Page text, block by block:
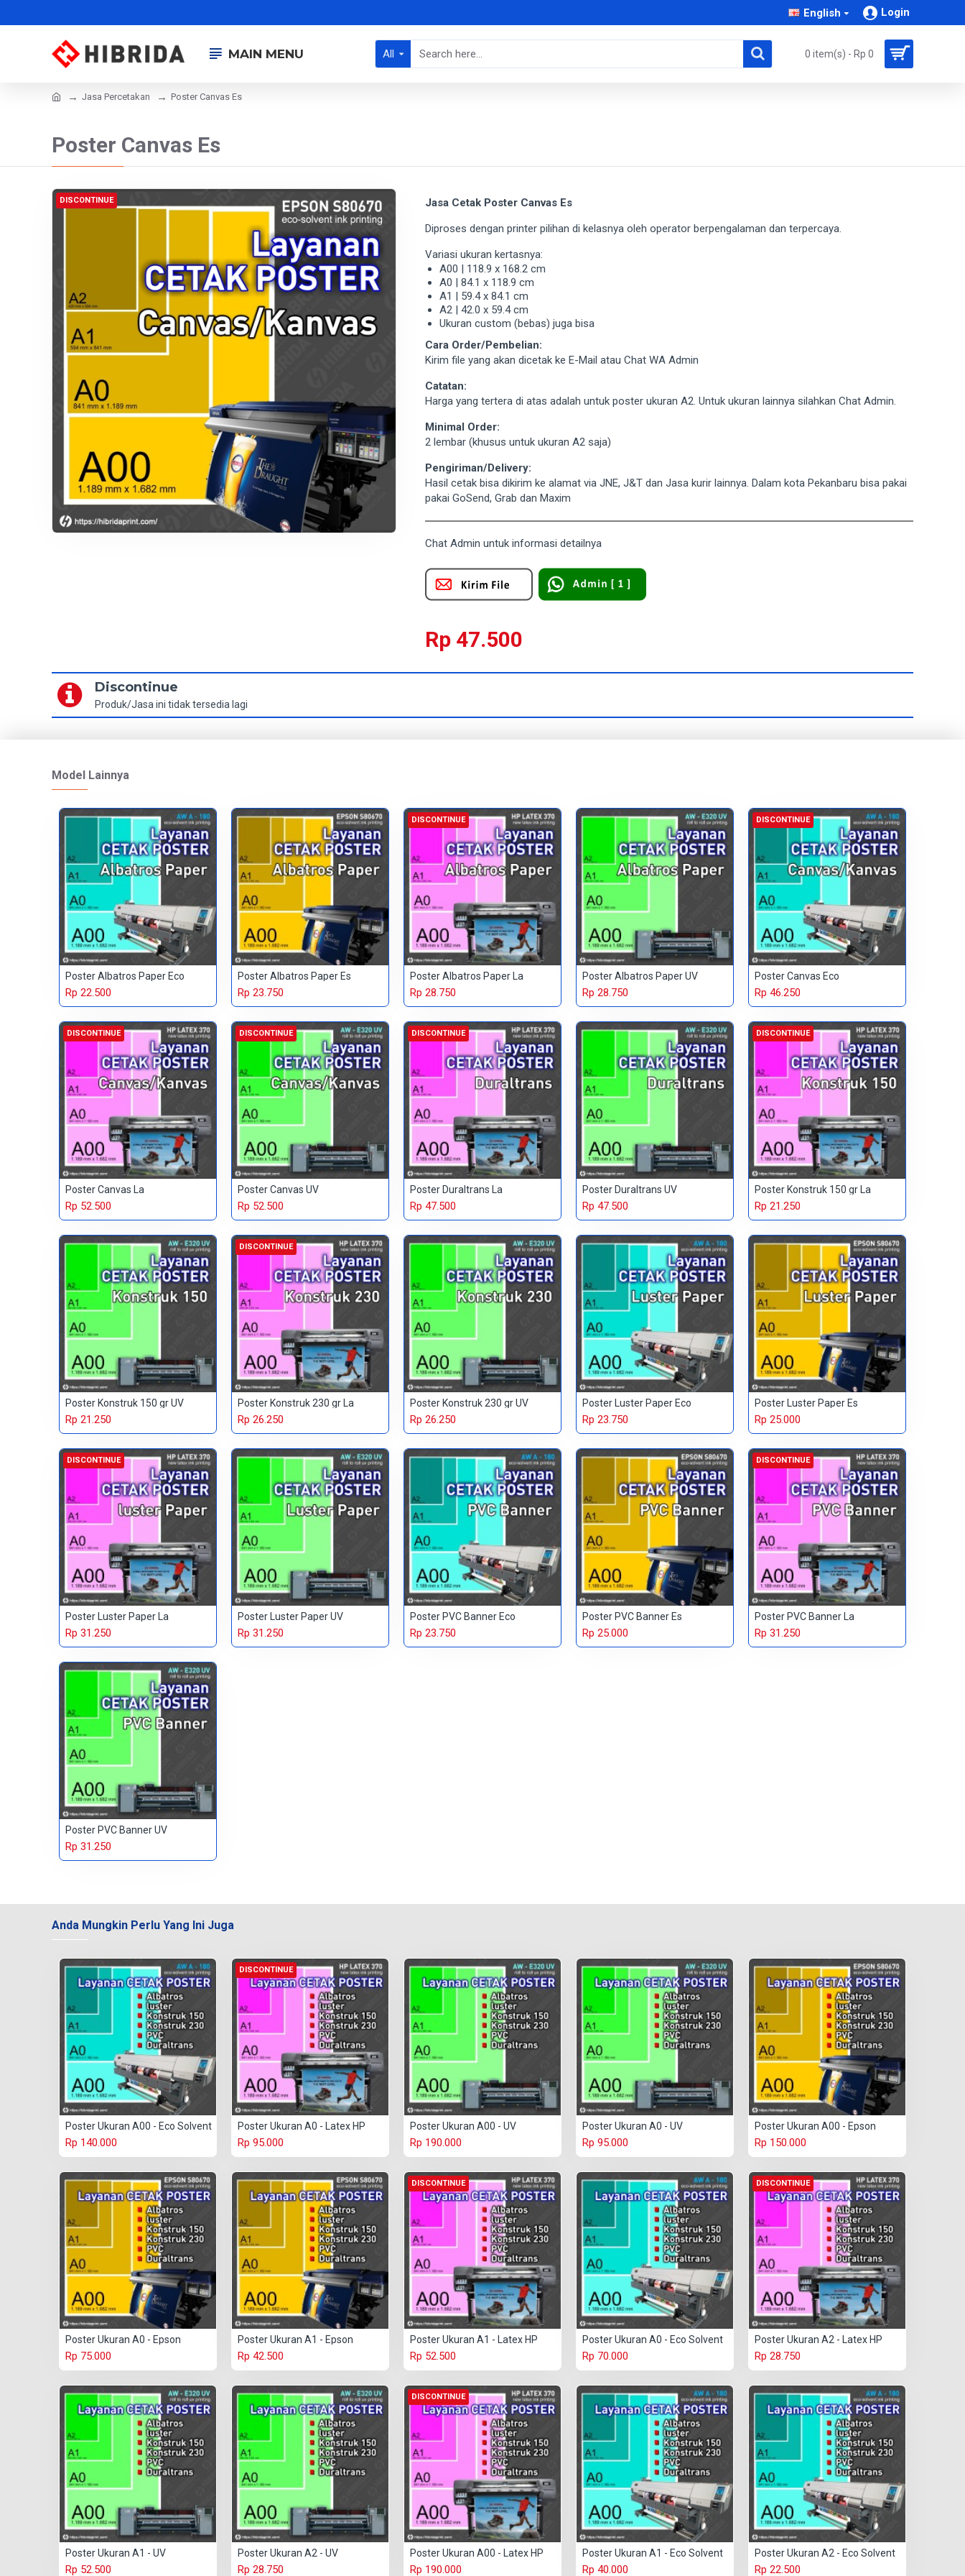
English Login
MAIN MENU All 0 item(s) - Rp 0
Jasa Percetakan Poster Canvas Es
Poster Canvas Es
DISCONTINUE
Jasa Cetak Poster Canvas Es
Diproses dengan printer pilihan di kelasnya oleh operator berpengalaman dan terpercaya.
Variasi ukuran kertasnya:
A00 | 118.9 x 168.2 cm
A0 | 84.1 x 118.9 cm
A1 | 59.4 x 84.1 cm
A2 | 42.0 x 59.4 cm
Ukuran custom (bebas) juga bisa
Cara Order/Pembelian:
Kirim file yang akan dicetak ke E-Mail atau Chat WA Admin
Catatan:
Harga yang tertera di atas adalah untuk poster ukuran A2. Untuk ukuran lainnya silahkan Chat Admin.
Minimal Order:
2 lembar (khusus untuk ukuran A2 saja)
Pengiriman/Delivery:
Hasil cetak bisa dikirim ke alamat via JNE, J&T dan Jasa kurir lainnya. Dalam kota Pekanbaru bisa pakai
pakai GoSend, Grab dan Maxim
Chat Admin untuk informasi detailnya
Rp 47.500
Discontinue
Produk/Jasa ini tidak tersedia lagi
Model Lainnya
Poster Albatros Paper Eco
Rp 22.500
Poster Albatros Paper Es
Rp 23.750
DISCONTINUE
Poster Albatros Paper La
Rp 28.750
Poster Albatros Paper UV
Rp 28.750
DISCONTINUE
Poster Canvas Eco
Rp 46.250
DISCONTINUE
Poster Canvas La
Rp 52.500
DISCONTINUE
Poster Canvas UV
Rp 52.500
DISCONTINUE
Poster Duraltrans La
Rp 47.500
Poster Duraltrans UV
Rp 47.500
DISCONTINUE
Poster Konstruk 150 gr La
Rp 21.250
Poster Konstruk 150 gr UV
Rp 21.250
DISCONTINUE
Poster Konstruk 230 gr La
Rp 26.250
Poster Konstruk 230 gr UV
Rp 26.250
Poster Luster Paper Eco
Rp 23.750
Poster Luster Paper Es
Rp 25.000
DISCONTINUE
Poster Luster Paper La
Rp 31.250
Poster Luster Paper UV
Rp 31.250
Poster PVC Banner Eco
Rp 23.750
Poster PVC Banner Es
Rp 25.000
DISCONTINUE
Poster PVC Banner La
Rp 31.250
Poster PVC Banner UV
Rp 31.250
Anda Mungkin Perlu Yang Ini Juga
Poster Ukuran A00 - Eco Solvent
Rp 140.000
DISCONTINUE
Poster Ukuran A0 - Latex HP
Rp 95.000
Poster Ukuran A00 - UV
Rp 190.000
Poster Ukuran A0 - UV
Rp 95.000
Poster Ukuran A00 - Epson
Rp 150.000
Poster Ukuran A0 - Epson
Rp 75.000
Poster Ukuran A1 - Epson
Rp 42.500
DISCONTINUE
Poster Ukuran A1 - Latex HP
Rp 52.500
Poster Ukuran A0 - Eco Solvent
Rp 70.000
DISCONTINUE
Poster Ukuran A2 - Latex HP
Rp 28.750
Poster Ukuran A1 - UV
Rp 52.500
Poster Ukuran A2 - UV
Rp 28.750
DISCONTINUE
Poster Ukuran A00 - Latex HP
Rp 190.000
Poster Ukuran A1 - Eco Solvent
Rp 40.000
Poster Ukuran A2 - Eco Solvent
Rp 22.500